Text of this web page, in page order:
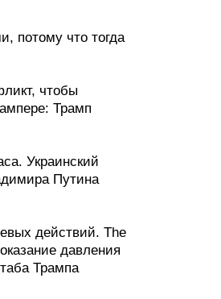
потому что тогда
чтобы
Трамп
Украинский
Путина
действий. The
давления
Трампа